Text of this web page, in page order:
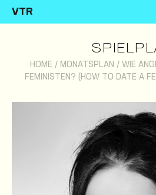
VTR
HOME / MONATSPLAN / WIE
FEMINISTEN? (HOW TO DATE A